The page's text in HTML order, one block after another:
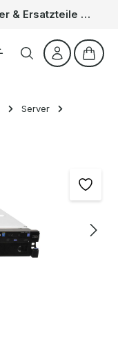
Sommer-Deal: 15% auf alle Server & Ersatzteile – Kein Code nötig, der Rabatt wird automatisch im Warenkorb abgezogen. Gültig vom 01.06. bis 31.08.
Server